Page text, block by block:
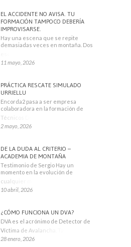
EL ACCIDENTE NO AVISA. TU
FORMACIÓN TAMPOCO DEBERÍA
IMPROVISARSE.
Hay una escena que se repite
demasiadas veces en montaña. Dos
11 mayo, 2026
PRÁCTICA RESCATE SIMULADO
URRIELLU
Encorda2 pasa a ser empresa
colaboradora en la formación de
Técnicos Deportivos
2 mayo, 2026
DE LA DUDA AL CRITERIO –
ACADEMIA DE MONTAÑA
Testimonio de Sergio Hay un
momento en la evolución de
cualquier montañero
10 abril, 2026
¿CÓMO FUNCIONA UN DVA?
DVA es el acrónimo de Detector de
Víctima de Avalancha. También se
28 enero, 2026